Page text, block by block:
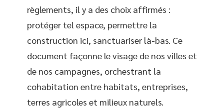
règlements, il y a des choix affirmés :
protéger tel espace, permettre la
construction ici, sanctuariser là-bas. Ce
document façonne le visage de nos villes et
de nos campagnes, orchestrant la
cohabitation entre habitats, entreprises,
terres agricoles et milieux naturels.